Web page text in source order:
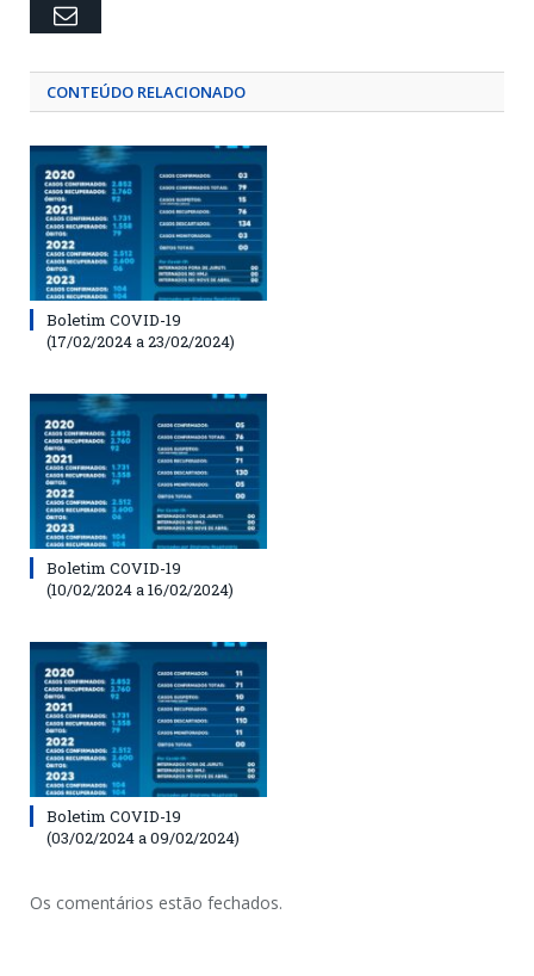
Email
CONTEÚDO RELACIONADO
Boletim COVID-19
(17/02/2024 a 23/02/2024)
Boletim COVID-19
(10/02/2024 a 16/02/2024)
Boletim COVID-19
(03/02/2024 a 09/02/2024)
Os comentários estão fechados.